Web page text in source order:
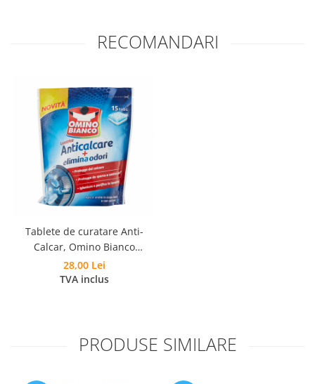
RECOMANDARI
Tablete de curatare Anti-
Calcar, Omino Bianco
Anticalcare, 15 tablete
28,00 Lei
TVA inclus
PRODUSE SIMILARE